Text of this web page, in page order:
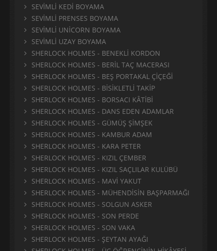
SEVİMLİ KEDİ BOYAMA
SEVİMLİ PRENSES BOYAMA
SEVİMLİ UNİCORN BOYAMA
SEVİMLİ UZAY BOYAMA
SHERLOCK HOLMES - BENEKLİ KORDON
SHERLOCK HOLMES - BERİL TAÇ MACERASI
SHERLOCK HOLMES - BEŞ PORTAKAL ÇİÇEĞİ
SHERLOCK HOLMES - BİSİKLETLİ TAKİP
SHERLOCK HOLMES - BORSACI KÂTİBİ
SHERLOCK HOLMES - DANS EDEN ADAMLAR
SHERLOCK HOLMES - GÜMÜŞ ŞİMŞEK
SHERLOCK HOLMES - KAMBUR ADAM
SHERLOCK HOLMES - KARA PETER
SHERLOCK HOLMES - KIZIL ÇEMBER
SHERLOCK HOLMES - KIZIL SAÇLILAR KULÜBÜ
SHERLOCK HOLMES - MAVİ YAKUT
SHERLOCK HOLMES - MÜHENDİSİN BAŞPARMAĞI
SHERLOCK HOLMES - SOLGUN ASKER
SHERLOCK HOLMES - SON PERDE
SHERLOCK HOLMES - SON VAKA
SHERLOCK HOLMES - ŞEYTAN AYAĞI